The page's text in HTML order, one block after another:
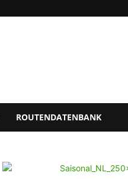
ROUTENDATENBANK